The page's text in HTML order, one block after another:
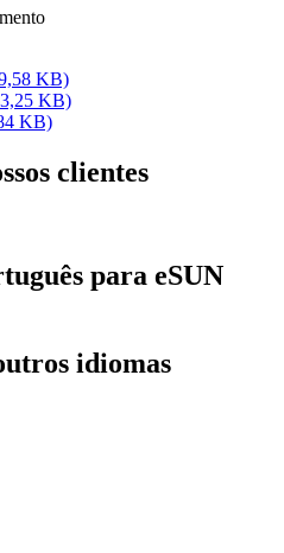
KB)
KB)
KB)
clientes
para eSUN
idiomas